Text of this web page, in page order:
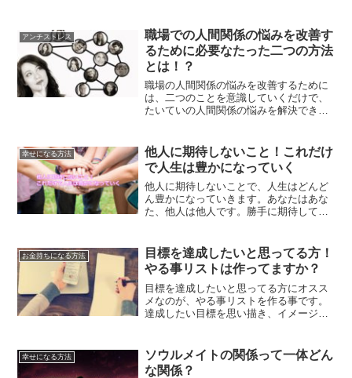
ないことでもっと楽に生きる方法です。
アンチストレス
職場での人間関係の悩みを改善す
るために必要なたった二つの方法
とは！？
職場の人間関係の悩みを改善するために
は、二つのことを意識していくだけで、
たいていの人間関係の悩みを解決できる
ればならないこととは？
幸せになる方法
他人に期待しないこと！これだけ
で人生は豊かになっていく
他人に期待しないことで、人生はどんど
ん豊かになっていきます。あなたはあな
た、他人は他人です。勝手に期待して、
く大きなヒントなのです。
お金持ちになる方法
目標を達成したいと思ってる方！
やる事リストは作ってますか？
目標を達成したいと思ってる方にオスス
メなのが、やる事リストを作る事です。
達成したい目標を思い描き、イメージし
す。目標を細分化する事で、目標は達成
に近づくはずです。
幸せになる方法
ソウルメイトの関係って一体どん
な関係？